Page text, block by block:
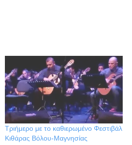
Τριήμερο με το καθιερωμένο Φεστιβάλ
Κιθάρας Βόλου-Μαγνησίας